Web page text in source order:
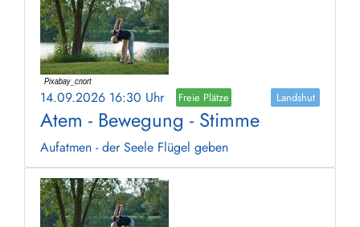
14.09.2026 16:30 Uhr Freie Plätze Landshut
Atem - Bewegung - Stimme
Aufatmen - der Seele Flügel geben